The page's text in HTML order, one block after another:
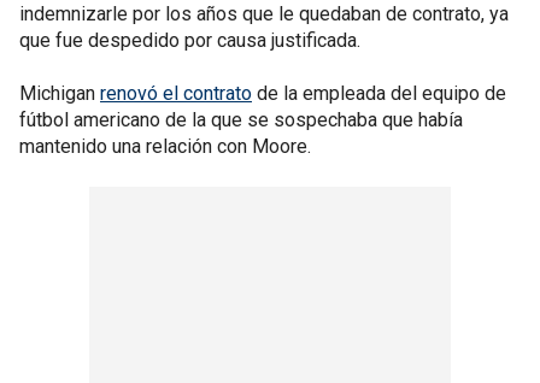
indemnizarle por los años que le quedaban de contrato, ya
que fue despedido por causa justificada.
Michigan renovó el contrato de la empleada del equipo de
fútbol americano de la que se sospechaba que había
mantenido una relación con Moore.